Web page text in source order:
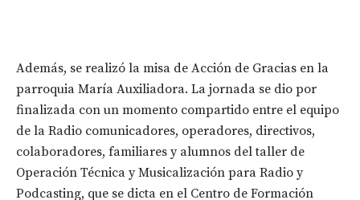
Además, se realizó la misa de Acción de Gracias en la
parroquia María Auxiliadora. La jornada se dio por
finalizada con un momento compartido entre el equipo
de la Radio comunicadores, operadores, directivos,
colaboradores, familiares y alumnos del taller de
Operación Técnica y Musicalización para Radio y
Podcasting, que se dicta en el Centro de Formación